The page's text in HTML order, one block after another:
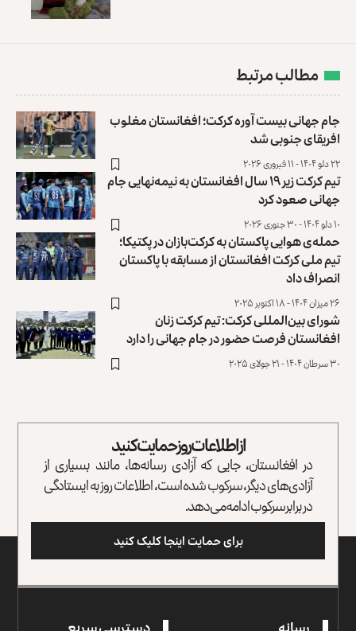
مطالب مرتبط
جام جهانی بیست آوره کرکت؛ افغانستان مغلوب
افریقای جنوبی شد
۲۲ دلو ۱۴۰۴ - ۱۱ فبروری ۲۰۲۶
تیم کرکت زیر ۱۹ سال افغانستان به نیمه‌نهایی جام
جهانی صعود کرد
۱۰ دلو ۱۴۰۴ - ۳۰ جنوری ۲۰۲۶
حمله‌ی هوایی پاکستان به کرکت‌بازان در پکتیکا؛
تیم ملی کرکت ‏افغانستان از مسابقه با پاکستان
انصراف داد
۲۶ میزان ۱۴۰۴ - ۱۸ اکتوبر ۲۰۲۵
شورای بین‌المللی کرکت: تیم کرکت زنان
افغانستان ‏فرصت حضور در جام جهانی را دارد
۳۰ سرطان ۱۴۰۴ - ۲۱ جولای ۲۰۲۵
از اطلاعات روز حمایت کنید
در افغانستان، جایی که آزادی رسانه‌ها، مانند بسیاری از
آزادی‌های دیگر، سرکوب شده است، اطلاعات روز به ایستادگی
در برابر سرکوب ادامه می‌دهد.
برای حمایت اینجا کلیک کنید